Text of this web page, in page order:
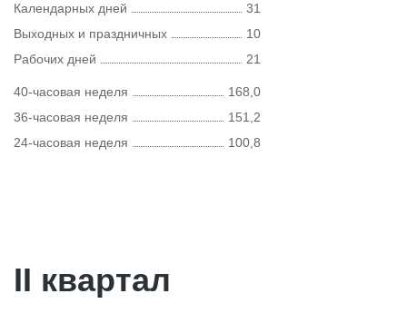
Календарных дней
31
Выходных и праздничных
10
Рабочих дней
21
40-часовая неделя
168,0
36-часовая неделя
151,2
24-часовая неделя
100,8
II квартал